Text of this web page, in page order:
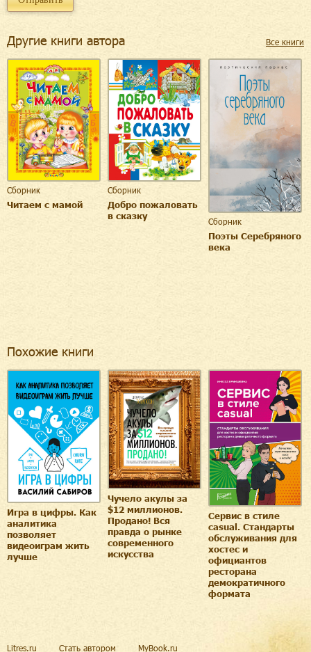
Другие книги автора Все книги
Сборник
Читаем с мамой
Сборник
Добро пожаловать
в сказку
Сборник
Поэты Серебряного
века
Похожие книги
Игра в цифры. Как
аналитика
позволяет
видеоиграм жить
лучше
Чучело акулы за
$12 миллионов.
Продано! Вся
правда о рынке
современного
искусства
Сервис в стиле
casual. Стандарты
обслуживания для
хостес и
официантов
ресторана
демократичного
формата
Litres.ru Стать автором MyBook.ru